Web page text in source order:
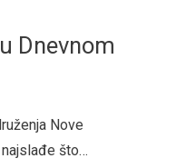
Dnevnom
Nove
što…